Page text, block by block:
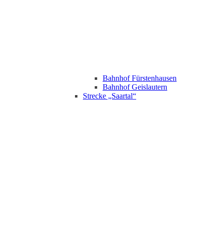
Bahnhof Fürstenhausen
Bahnhof Geislautern
Strecke „Saartal“